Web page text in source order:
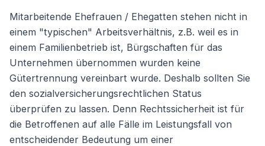
Mitarbeitende Ehefrauen / Ehegatten stehen nicht in
einem "typischen" Arbeitsverhältnis, z.B. weil es in
einem Familienbetrieb ist, Bürgschaften für das
Unternehmen übernommen wurden keine
Gütertrennung vereinbart wurde. Deshalb sollten Sie
den sozialversicherungsrechtlichen Status
überprüfen zu lassen. Denn Rechtssicherheit ist für
die Betroffenen auf alle Fälle im Leistungsfall von
entscheidender Bedeutung um einer